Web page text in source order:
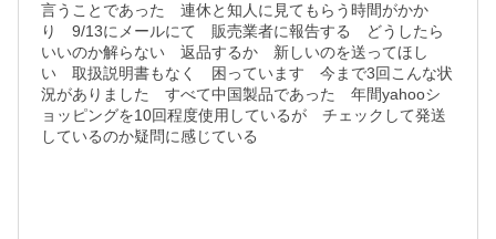
言うことであった　連休と知人に見てもらう時間がかか
り　9/13にメールにて　販売業者に報告する　どうしたら
いいのか解らない　返品するか　新しいのを送ってほし
い　取扱説明書もなく　困っています　今まで3回こんな状
況がありました　すべて中国製品であった　年間yahooシ
ョッピングを10回程度使用しているが　チェックして発送
しているのか疑問に感じている